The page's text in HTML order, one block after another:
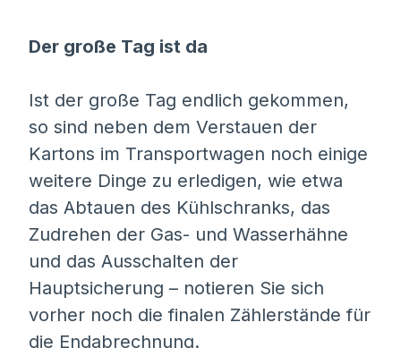
Der große Tag ist da
Ist der große Tag endlich gekommen,
so sind neben dem Verstauen der
Kartons im Transportwagen noch einige
weitere Dinge zu erledigen, wie etwa
das Abtauen des Kühlschranks, das
Zudrehen der Gas- und Wasserhähne
und das Ausschalten der
Hauptsicherung – notieren Sie sich
vorher noch die finalen Zählerstände für
die Endabrechnung.